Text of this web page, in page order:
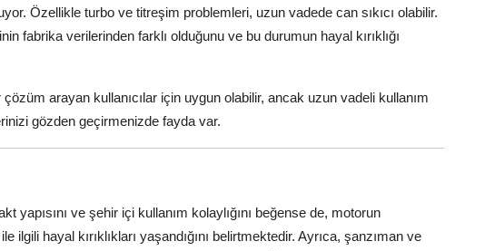
Özellikle turbo ve titreşim problemleri, uzun vadede can sıkıcı olabilir.
fabrika verilerinden farklı olduğunu ve bu durumun hayal kırıklığı
arayan kullanıcılar için uygun olabilir, ancak uzun vadeli kullanım
gözden geçirmenizde fayda var.
yapısını ve şehir içi kullanım kolaylığını beğense de, motorun
ilgili hayal kırıklıkları yaşandığını belirtmektedir. Ayrıca, şanzıman ve